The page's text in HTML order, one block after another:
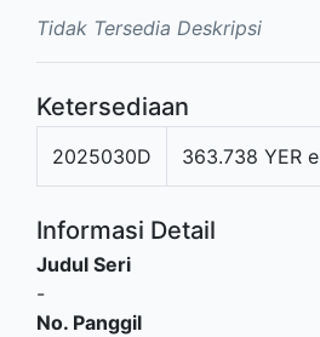
Tidak Tersedia Deskripsi
Ketersediaan
2025030D 363.738 YER e
Informasi Detail
Judul Seri
-
No. Panggil